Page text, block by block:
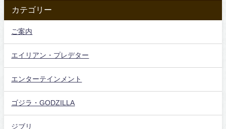
カテゴリー
ご案内
エイリアン・プレデター
エンターテインメント
ゴジラ・GODZILLA
ジブリ